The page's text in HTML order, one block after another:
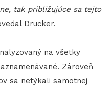
tak približujúce sa tejto
Drucker.
na všetky
Zároveň
sa netýkali samotnej